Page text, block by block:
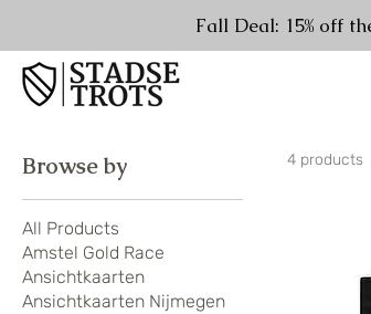
Fall Deal: 15% off
Browse by
All Products
Amstel Gold Race
Ansichtkaarten
Ansichtkaarten Nijmegen
4 products